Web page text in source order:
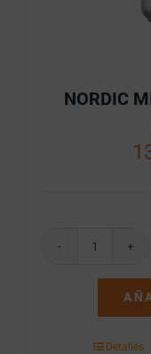
NORDIC
NORDIC
TONICA
LATA
PACK
Detalles